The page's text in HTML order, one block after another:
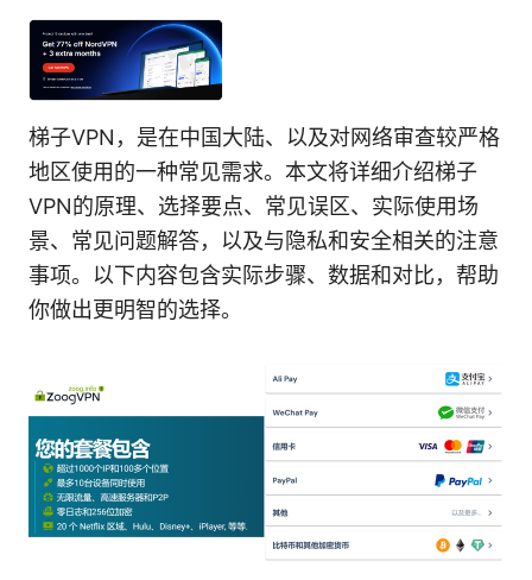
梯子VPN，是在中国大陆、以及对网络审查较严格
地区使用的一种常见需求。本文将详细介绍梯子
VPN的原理、选择要点、常见误区、实际使用场
景、常见问题解答，以及与隐私和安全相关的注意
事项。以下内容包含实际步骤、数据和对比，帮助
你做出更明智的选择。